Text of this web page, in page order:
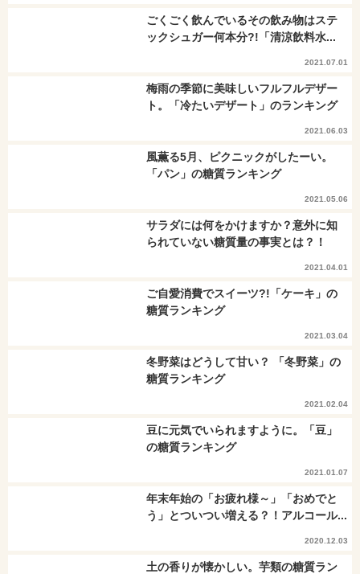
ごくごく飲んでいるその飲み物はステ
ックシュガー何本分?!「清涼飲料水...
2021.07.01
梅雨の季節に美味しいフルフルデザー
ト。「冷たいデザート」のランキング
2021.06.03
風薫る5月、ピクニックがしたーい。
「パン」の糖質ランキング
2021.05.06
サラダには何をかけますか？意外に知
られていない糖質量の事実とは？！
2021.04.01
ご自愛消費でスイーツ?!「ケーキ」の
糖質ランキング
2021.03.04
冬野菜はどうして甘い？ 「冬野菜」の
糖質ランキング
2021.02.04
豆に元気でいられますように。「豆」
の糖質ランキング
2021.01.07
年末年始の「お疲れ様～」「おめでと
う」とついつい増える？！アルコール...
2020.12.03
土の香りが懐かしい。芋類の糖質ラン